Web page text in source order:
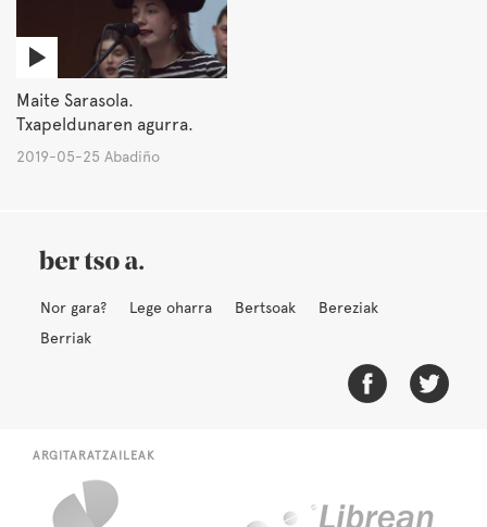
Maite Sarasola.
Txapeldunaren agurra.
2019-05-25 Abadiño
Nor gara? Lege oharra Bertsoak
Bereziak
Berriak
ARGITARATZAILEAK